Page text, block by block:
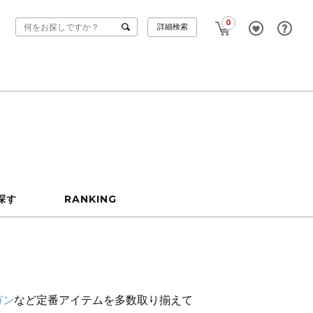
0
詳細検索
す RANKING
ンなど定番アイテムを多数取り揃えて